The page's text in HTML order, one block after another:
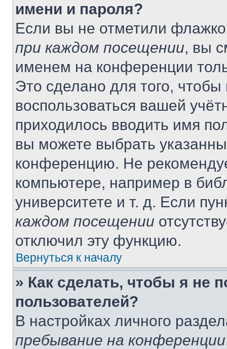
имени и пароля?
Если вы не отметили
при каждом посещении, вы
именем на конференции
Это сделано для того, чтобы
воспользоваться вашей
приходилось вводить имя
вы можете выбрать
конференцию. Не
компьютере, например в
университете и т. д. Если
каждом посещении
отключил эту функцию.
Вернуться к началу
» Как сделать, чтобы я не
пользователей?
В настройках личного
пребывание на конференции